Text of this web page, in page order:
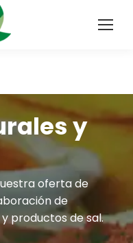
y
oferta de
de
productos de sal.